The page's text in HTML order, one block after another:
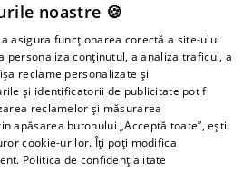
magazin
noastre 🍪
asigura funcționarea corectă a site-ului
personaliza conținutul, a analiza traficul, a
reclame personalizate și
și identificatorii de publicitate pot fi
reclamelor și măsurarea
apăsarea butonului „Acceptă toate”, ești
cookie-urilor. Îți poți modifica
Politica de confidențialitate